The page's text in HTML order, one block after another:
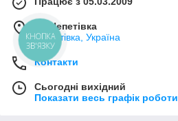
м. Шепетівка
Шепетівка, Україна
Контакти
Сьогодні вихідний
Показати весь графік роботи
КНОПКА
ЗВ'ЯЗКУ